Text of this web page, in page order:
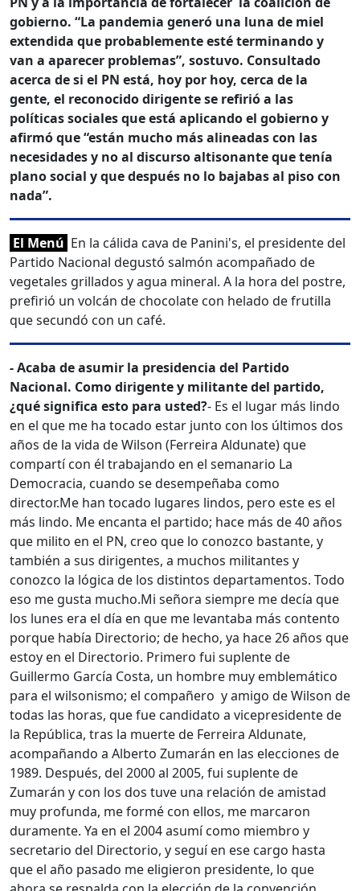
gobierno. “La pandemia generó una luna de miel
extendida que probablemente esté terminando y
van a aparecer problemas”, sostuvo. Consultado
acerca de si el PN está, hoy por hoy, cerca de la
gente, el reconocido dirigente se refirió a las
políticas sociales que está aplicando el gobierno y
afirmó que “están mucho más alineadas con las
necesidades y no al discurso altisonante que tenía
plano social y que después no lo bajabas al piso con
nada”.
El Menú En la cálida cava de Panini's, el presidente del
Partido Nacional degustó salmón acompañado de
vegetales grillados y agua mineral. A la hora del postre,
prefirió un volcán de chocolate con helado de frutilla
que secundó con un café.
- Acaba de asumir la presidencia del Partido
Nacional. Como dirigente y militante del partido,
¿qué significa esto para usted?- Es el lugar más lindo
en el que me ha tocado estar junto con los últimos dos
años de la vida de Wilson (Ferreira Aldunate) que
compartí con él trabajando en el semanario La
Democracia, cuando se desempeñaba como
director.Me han tocado lugares lindos, pero este es el
más lindo. Me encanta el partido; hace más de 40 años
que milito en el PN, creo que lo conozco bastante, y
también a sus dirigentes, a muchos militantes y
conozco la lógica de los distintos departamentos. Todo
eso me gusta mucho.Mi señora siempre me decía que
los lunes era el día en que me levantaba más contento
porque había Directorio; de hecho, ya hace 26 años que
estoy en el Directorio. Primero fui suplente de
Guillermo García Costa, un hombre muy emblemático
para el wilsonismo; el compañero y amigo de Wilson de
todas las horas, que fue candidato a vicepresidente de
la República, tras la muerte de Ferreira Aldunate,
acompañando a Alberto Zumarán en las elecciones de
1989. Después, del 2000 al 2005, fui suplente de
Zumarán y con los dos tuve una relación de amistad
muy profunda, me formé con ellos, me marcaron
duramente. Ya en el 2004 asumí como miembro y
secretario del Directorio, y seguí en ese cargo hasta
que el año pasado me eligieron presidente, lo que